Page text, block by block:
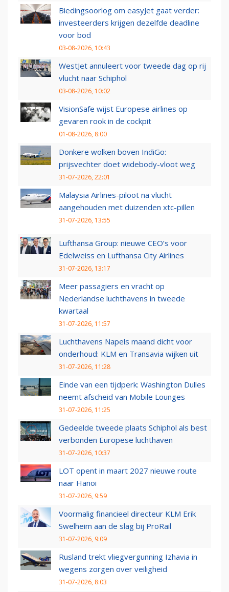
Biedingsoorlog om easyJet gaat verder:
investeerders krijgen dezelfde deadline
voor bod
03-08-2026, 10:43
WestJet annuleert voor tweede dag op rij
vlucht naar Schiphol
03-08-2026, 10:02
VisionSafe wijst Europese airlines op
gevaren rook in de cockpit
01-08-2026, 8:00
Donkere wolken boven IndiGo:
prijsvechter doet widebody-vloot weg
31-07-2026, 22:01
Malaysia Airlines-piloot na vlucht
aangehouden met duizenden xtc-pillen
31-07-2026, 13:55
Lufthansa Group: nieuwe CEO’s voor
Edelweiss en Lufthansa City Airlines
31-07-2026, 13:17
Meer passagiers en vracht op
Nederlandse luchthavens in tweede
kwartaal
31-07-2026, 11:57
Luchthavens Napels maand dicht voor
onderhoud: KLM en Transavia wijken uit
31-07-2026, 11:28
Einde van een tijdperk: Washington Dulles
neemt afscheid van Mobile Lounges
31-07-2026, 11:25
Gedeelde tweede plaats Schiphol als best
verbonden Europese luchthaven
31-07-2026, 10:37
LOT opent in maart 2027 nieuwe route
naar Hanoi
31-07-2026, 9:59
Voormalig financieel directeur KLM Erik
Swelheim aan de slag bij ProRail
31-07-2026, 9:09
Rusland trekt vliegvergunning Izhavia in
wegens zorgen over veiligheid
31-07-2026, 8:03